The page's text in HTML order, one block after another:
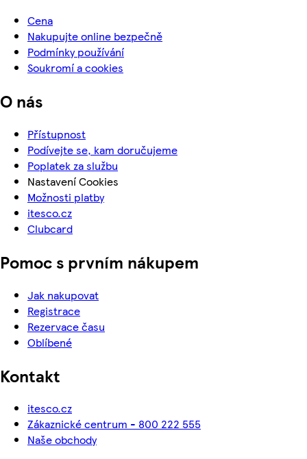
Cena
Nakupujte online bezpečně
Podmínky používání
Soukromí a cookies
O nás
Přístupnost
Podívejte se, kam doručujeme
Poplatek za službu
Nastavení Cookies
Možnosti platby
itesco.cz
Clubcard
Pomoc s prvním nákupem
Jak nakupovat
Registrace
Rezervace času
Oblíbené
Kontakt
itesco.cz
Zákaznické centrum - 800 222 555
Naše obchody